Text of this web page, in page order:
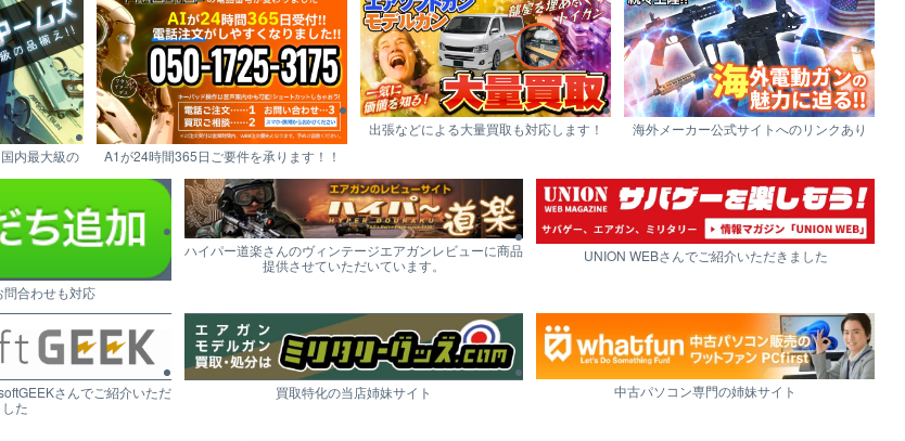
内最大級の
A1が24時間365日ご要件を承ります！！
出張などによる大量買取も対応します！ 海外メーカー公式サイトへのリンクあり
合わせも対応
ハイパー道楽さんのヴィンテージエアガンレビューに商品
提供させていただいています。
UNION WEBさんでご紹介いただきました
さんでご紹介いただ
た
買取特化の当店姉妹サイト 中古パソコン専門の姉妹サイト